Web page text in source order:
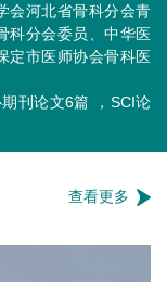
会河北省骨科分会青
科分会委员、中华医
定市医师协会骨科医
刊论文6篇 ，SCI论
查看更多